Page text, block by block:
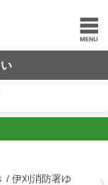
/ 伊刈消防署ゆ